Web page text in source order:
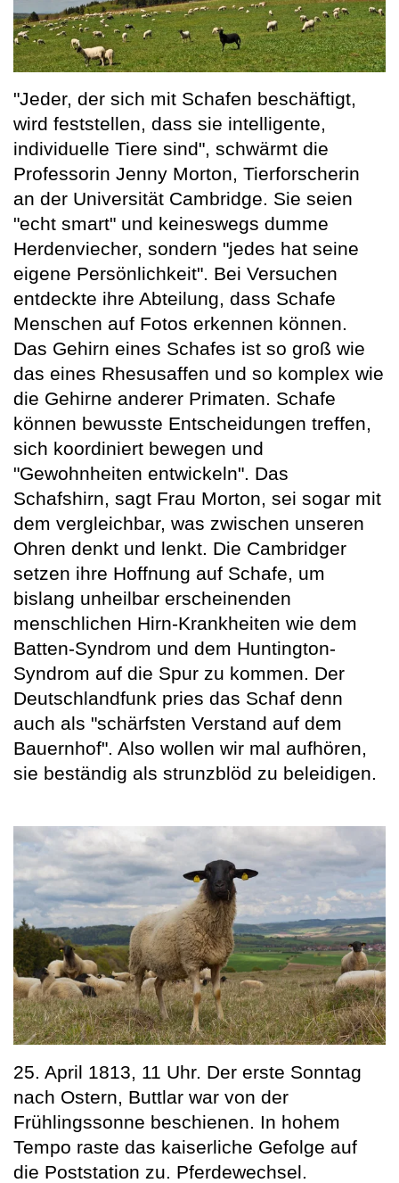
"Jeder, der sich mit Schafen beschäftigt,
wird feststellen, dass sie intelligente,
individuelle Tiere sind", schwärmt die
Professorin Jenny Morton, Tierforscherin
an der Universität Cambridge. Sie seien
"echt smart" und keineswegs dumme
Herdenviecher, sondern "jedes hat seine
eigene Persönlichkeit". Bei Versuchen
entdeckte ihre Abteilung, dass Schafe
Menschen auf Fotos erkennen können.
Das Gehirn eines Schafes ist so groß wie
das eines Rhesusaffen und so komplex wie
die Gehirne anderer Primaten. Schafe
können bewusste Entscheidungen treffen,
sich koordiniert bewegen und
"Gewohnheiten entwickeln". Das
Schafshirn, sagt Frau Morton, sei sogar mit
dem vergleichbar, was zwischen unseren
Ohren denkt und lenkt. Die Cambridger
setzen ihre Hoffnung auf Schafe, um
bislang unheilbar erscheinenden
menschlichen Hirn-Krankheiten wie dem
Batten-Syndrom und dem Huntington-
Syndrom auf die Spur zu kommen. Der
Deutschlandfunk pries das Schaf denn
auch als "schärfsten Verstand auf dem
Bauernhof". Also wollen wir mal aufhören,
sie beständig als strunzblöd zu beleidigen.
25. April 1813, 11 Uhr. Der erste Sonntag
nach Ostern, Buttlar war von der
Frühlingssonne beschienen. In hohem
Tempo raste das kaiserliche Gefolge auf
die Poststation zu. Pferdewechsel.